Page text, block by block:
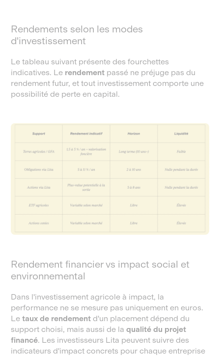
Rendements selon les modes
d'investissement
Le tableau suivant présente des fourchettes
indicatives. Le rendement passé ne préjuge pas du
rendement futur, et tout investissement comporte une
possibilité de perte en capital.
Rendement financier vs impact social et
environnemental
Dans l'investissement agricole à impact, la
performance ne se mesure pas uniquement en euros.
Letaux de rendement d'un placement dépend du
support choisi, mais aussi de laqualité du projet
financé. Les investisseurs Lita peuvent suivre des
indicateurs d'impact concrets pour chaque entreprise